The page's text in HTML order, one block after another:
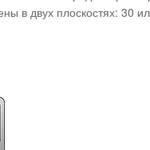
в двух плоскостях: 30